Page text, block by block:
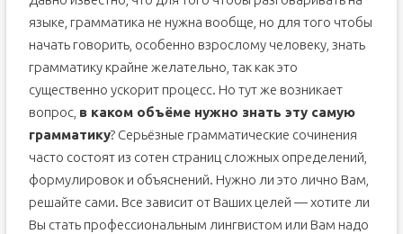
языке, грамматика не нужна вообще, но для того чтобы
начать говорить, особенно взрослому человеку, знать
грамматику крайне желательно, так как это
существенно ускорит процесс. Но тут же возникает
вопрос, в каком объёме нужно знать эту самую
грамматику? Серьёзные грамматические сочинения
часто состоят из сотен страниц сложных определений,
формулировок и объяснений. Нужно ли это лично Вам,
решайте сами. Все зависит от Ваших целей — хотите ли
Вы стать профессиональным лингвистом или Вам надо